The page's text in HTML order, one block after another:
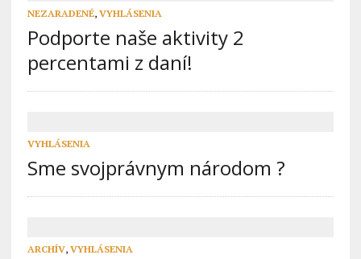
NEZARADENÉ, VYHLÁSENIA
Podporte naše aktivity 2
percentami z daní!
VYHLÁSENIA
Sme svojprávnym národom ?
ARCHÍV, VYHLÁSENIA